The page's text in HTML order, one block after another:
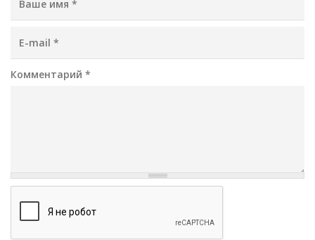
Комментарий *